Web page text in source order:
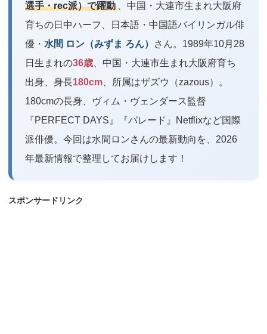
選手・rec派）で躍動
、中国・大連市生まれ大阪府
育ちの日中ハーフ、日本語・中国語バイリンガル俳
優・ 水間 ロン（みずま ろん） さん。1989年10月28
日生まれの36歳 、中国・大連市生まれ大阪府育ち
出身、身長180cm 、所属はザズウ（zazous）。
180cmの長身、ヴィム・ヴェンダース監督
『PERFECT DAYS』『パレード』Netflixなど国際
派俳優。今回は水間ロンさんの最新動向を、2026
年最新情報で整理してお届けします！
スポンサードリンク